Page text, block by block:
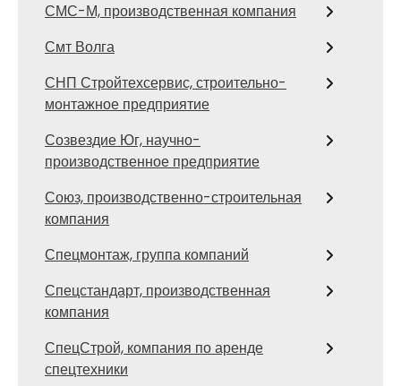
СМС-М, производственная компания
Смт Волга
СНП Стройтехсервис, строительно-
монтажное предприятие
Созвездие Юг, научно-
производственное предприятие
Союз, производственно-строительная
компания
Спецмонтаж, группа компаний
Спецстандарт, производственная
компания
СпецСтрой, компания по аренде
спецтехники